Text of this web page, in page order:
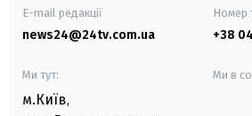
E-mail редакції
news24@24tv.com.ua
Номер
+38
Ми тут:
м.Київ,
Ми в